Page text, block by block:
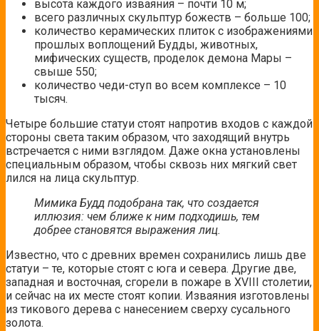
высота каждого изваяния – почти 10 м;
всего различных скульптур божеств – больше 100;
количество керамических плиток с изображениями
прошлых воплощений Будды, животных,
мифических существ, проделок демона Мары –
свыше 550;
количество чеди-ступ во всем комплексе – 10
тысяч.
Четыре большие статуи стоят напротив входов с каждой
стороны света таким образом, что заходящий внутрь
встречается с ними взглядом. Даже окна установлены
специальным образом, чтобы сквозь них мягкий свет
лился на лица скульптур.
Мимика Будд подобрана так, что создается
иллюзия: чем ближе к ним подходишь, тем
добрее становятся выражения лиц.
Известно, что с древних времен сохранились лишь две
статуи – те, которые стоят с юга и севера. Другие две,
западная и восточная, сгорели в пожаре в XVIII столетии,
и сейчас на их месте стоят копии. Изваяния изготовлены
из тикового дерева с нанесением сверху сусального
золота.